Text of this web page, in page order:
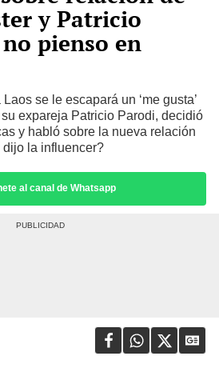
y Patricio
pienso en
se le escapará un ‘me gusta’
expareja Patricio Parodi, decidió
y habló sobre la nueva relación
la influencer?
al canal de Whatsapp